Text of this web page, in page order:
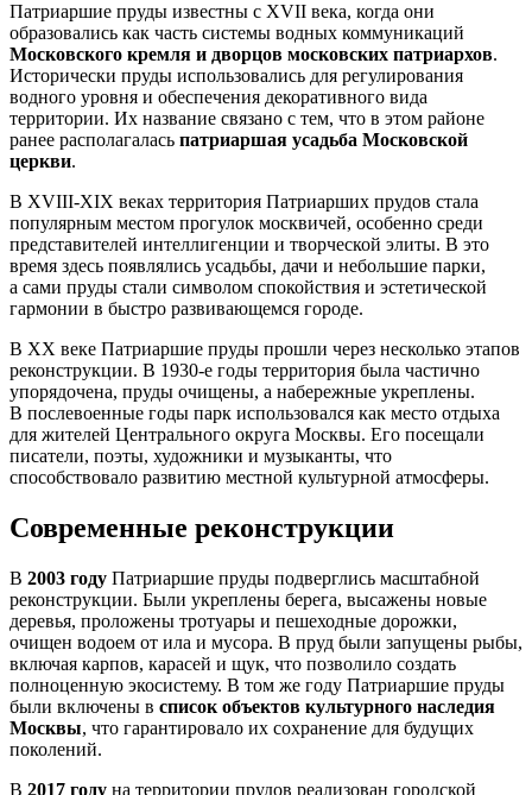
Патриаршие пруды известны с XVII века, когда они
образовались как часть системы водных коммуникаций
Московского кремля и дворцов московских патриархов.
Исторически пруды использовались для регулирования
водного уровня и обеспечения декоративного вида
территории. Их название связано с тем, что в этом районе
ранее располагалась патриаршая усадьба Московской
церкви.
В XVIII-XIX веках территория Патриарших прудов стала
популярным местом прогулок москвичей, особенно среди
представителей интеллигенции и творческой элиты. В это
время здесь появлялись усадьбы, дачи и небольшие парки,
а сами пруды стали символом спокойствия и эстетической
гармонии в быстро развивающемся городе.
В XX веке Патриаршие пруды прошли через несколько этапов
реконструкции. В 1930-е годы территория была частично
упорядочена, пруды очищены, а набережные укреплены.
В послевоенные годы парк использовался как место отдыха
для жителей Центрального округа Москвы. Его посещали
писатели, поэты, художники и музыканты, что
способствовало развитию местной культурной атмосферы.
Современные реконструкции
В 2003 году Патриаршие пруды подверглись масштабной
реконструкции. Были укреплены берега, высажены новые
деревья, проложены тротуары и пешеходные дорожки,
очищен водоем от ила и мусора. В пруд были запущены рыбы,
включая карпов, карасей и щук, что позволило создать
полноценную экосистему. В том же году Патриаршие пруды
были включены в список объектов культурного наследия
Москвы, что гарантировало их сохранение для будущих
поколений.
В 2017 году на территории прудов реализован городской